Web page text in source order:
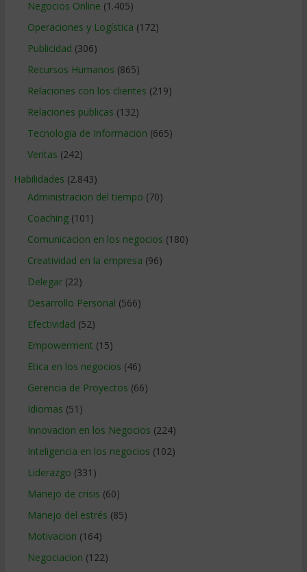
Negocios Online (1.405)
Operaciones y Logística (172)
Publicidad (306)
Recursos Humanos (865)
Relaciones con los clientes (219)
Relaciones publicas (132)
Tecnologia de Informacion (665)
Ventas (242)
Habilidades (2.843)
Administracion del tiempo (70)
Coaching(101)
Comunicacion en los negocios (180)
Creatividad en la empresa (96)
Delegar(22)
Desarrollo Personal (566)
Efectividad (52)
Empowerment (15)
Etica en los negocios (46)
Gerencia de Proyectos (66)
Idiomas (51)
Innovacion en los Negocios (224)
Inteligencia en los negocios (102)
Liderazgo (331)
Manejo de crisis (60)
Manejo del estrés (85)
Motivacion (164)
Negociacion (122)